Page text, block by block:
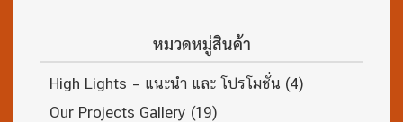
หมวดหมู่สินค้า
High Lights – แนะนำ และ โปรโมชั่น (4)
Our Projects Gallery (19)